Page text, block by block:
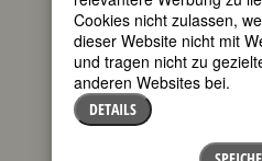
Das damals
Ein Schicksal um
allerdings erst 1949.
eindringlichstes Buch,
Rapportbuch
entstand aus eigenem
schildert sie, die 1936
Cookies nicht zulassen,
dieser Website nicht mit
und tragen nicht zu
anderen Websites bei.
DETAILS